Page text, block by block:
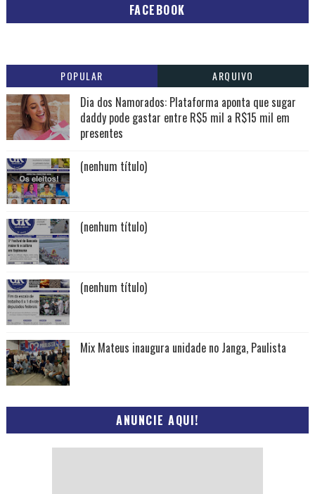
FACEBOOK
POPULAR ARQUIVO
Dia dos Namorados: Plataforma aponta que sugar
daddy pode gastar entre R$5 mil a R$15 mil em
presentes
(nenhum título)
(nenhum título)
(nenhum título)
Mix Mateus inaugura unidade no Janga, Paulista
ANUNCIE AQUI!